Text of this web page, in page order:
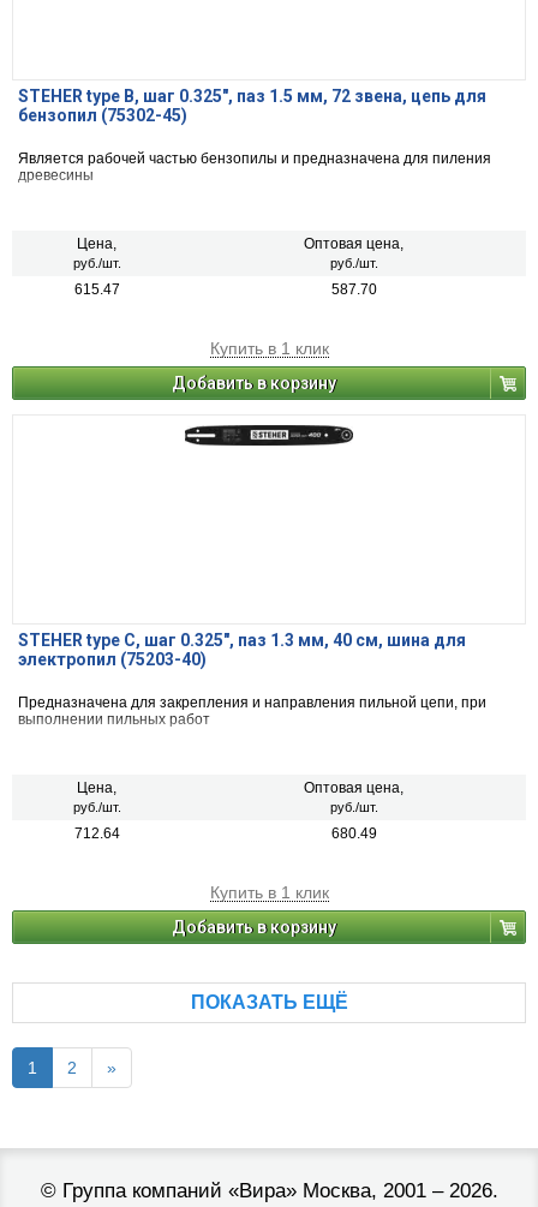
STEHER type B, шаг 0.325″, паз 1.5 мм, 72 звена, цепь для
бензопил (75302-45)
Является рабочей частью бензопилы и предназначена для пиления
древесины
Цена,
руб./шт.
Оптовая цена,
руб./шт.
615.47 587.70
Купить в 1 клик
Добавить в корзину
STEHER type C, шаг 0.325″, паз 1.3 мм, 40 см, шина для
электропил (75203-40)
Предназначена для закрепления и направления пильной цепи, при
выполнении пильных работ
Цена,
руб./шт.
Оптовая цена,
руб./шт.
712.64 680.49
Купить в 1 клик
Добавить в корзину
ПОКАЗАТЬ ЕЩЁ
1 2 »
© Группа компаний «Вира»Москва, 2001 – 2026.